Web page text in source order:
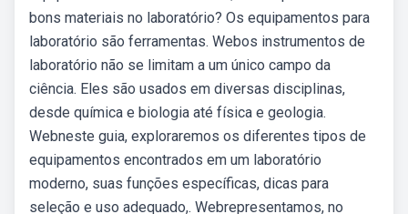
bons materiais no laboratório? Os equipamentos para
laboratório são ferramentas. Webos instrumentos de
laboratório não se limitam a um único campo da
ciência. Eles são usados em diversas disciplinas,
desde química e biologia até física e geologia.
Webneste guia, exploraremos os diferentes tipos de
equipamentos encontrados em um laboratório
moderno, suas funções específicas, dicas para
seleção e uso adequado,. Webrepresentamos, no